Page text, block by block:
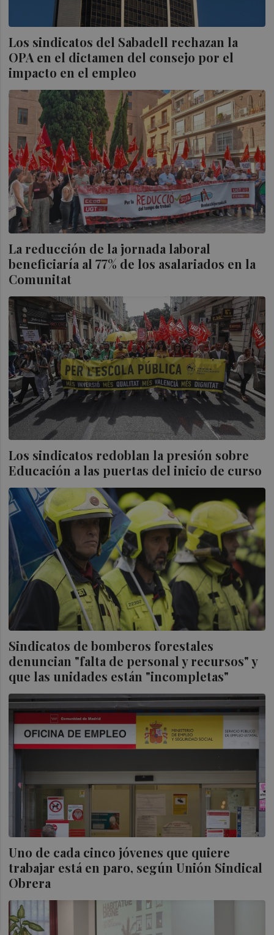
Los sindicatos del Sabadell rechazan la
OPA en el dictamen del consejo por el
impacto en el empleo
La reducción de la jornada laboral
beneficiaría al 77% de los asalariados en la
Comunitat
Los sindicatos redoblan la presión sobre
Educación a las puertas del inicio de curso
Sindicatos de bomberos forestales
denuncian "falta de personal y recursos" y
que las unidades están "incompletas"
Uno de cada cinco jóvenes que quiere
trabajar está en paro, según Unión Sindical
Obrera